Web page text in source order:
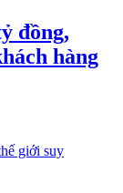
đồng,
hàng